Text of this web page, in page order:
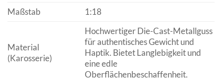
Maßstab
1:18
Material
(Karosserie)
Hochwertiger Die-Cast-Metallguss
für authentisches Gewicht und
Haptik. Bietet Langlebigkeit und
eine edle
Oberflächenbeschaffenheit.